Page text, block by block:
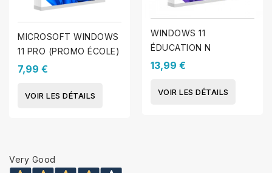
MICROSOFT WINDOWS
11 PRO (PROMO ÉCOLE)
7,99 €
VOIR LES DÉTAILS
WINDOWS 11
ÉDUCATION N
13,99 €
VOIR LES DÉTAILS
Very Good